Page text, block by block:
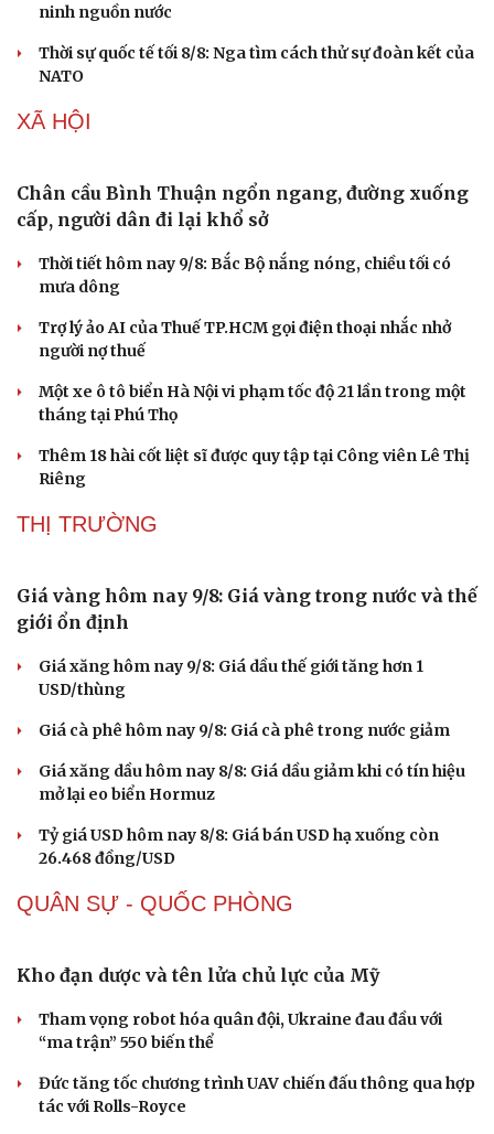
Sức khỏe
Dinh dưỡng - món ngon
Sản phụ khoa
Nhi khoa
Nam khoa
Làm đẹp - giảm cân
Phòng mạch online
Ăn sạch sống khỏe
Đời sống
Tình yêu - Gia đình
ninh nguồn nước
Thời sự quốc tế tối 8/8: Nga tìm cách thử sự đoàn kết của
NATO
XÃ HỘI
Chân cầu Bình Thuận ngổn ngang, đường xuống
cấp, người dân đi lại khổ sở
Thời tiết hôm nay 9/8: Bắc Bộ nắng nóng, chiều tối có
mưa dông
Trợ lý ảo AI của Thuế TP.HCM gọi điện thoại nhắc nhở
người nợ thuế
Một xe ô tô biển Hà Nội vi phạm tốc độ 21 lần trong một
tháng tại Phú Thọ
Thêm 18 hài cốt liệt sĩ được quy tập tại Công viên Lê Thị
Riêng
THỊ TRƯỜNG
Giá vàng hôm nay 9/8: Giá vàng trong nước và thế
giới ổn định
Giá xăng hôm nay 9/8: Giá dầu thế giới tăng hơn 1
USD/thùng
Giá cà phê hôm nay 9/8: Giá cà phê trong nước giảm
Giá xăng dầu hôm nay 8/8: Giá dầu giảm khi có tín hiệu
mở lại eo biển Hormuz
Tỷ giá USD hôm nay 8/8: Giá bán USD hạ xuống còn
26.468 đồng/USD
QUÂN SỰ - QUỐC PHÒNG
Kho đạn dược và tên lửa chủ lực của Mỹ
Tham vọng robot hóa quân đội, Ukraine đau đầu với
“ma trận” 550 biến thể
Đức tăng tốc chương trình UAV chiến đấu thông qua hợp
tác với Rolls-Royce